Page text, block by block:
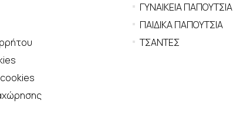
ΓΥΝΑΙΚΕΙΑ ΠΑΠΟΥΤΣΙΑ
ΠΑΙΔΙΚΑ ΠΑΠΟΥΤΣΙΑ
ΤΣΑΝΤΕΣ